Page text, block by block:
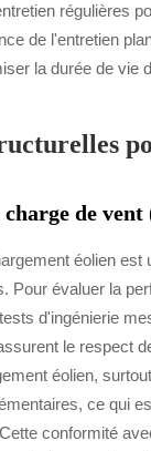
régulières
de l'entretien
la durée de vie
charge de
éolien
Pour évaluer la
d'ingénierie
le respect
éolien,
ce qui
conformité